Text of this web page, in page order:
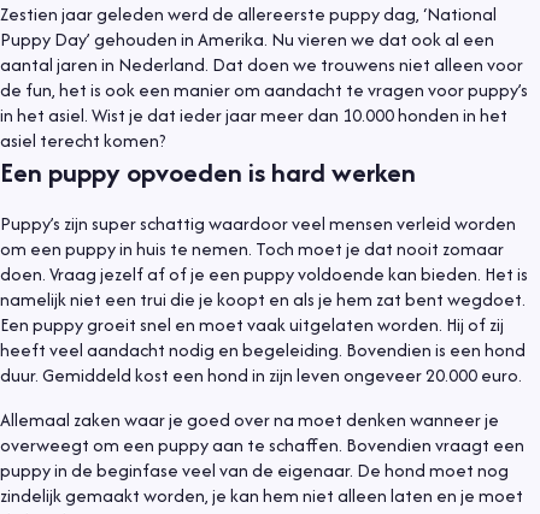
Zestien jaar geleden werd de allereerste puppy dag, ‘National
Puppy Day’ gehouden in Amerika. Nu vieren we dat ook al een
aantal jaren in Nederland. Dat doen we trouwens niet alleen voor
de fun, het is ook een manier om aandacht te vragen voor puppy’s
in het asiel. Wist je dat ieder jaar meer dan 10.000 honden in het
asiel terecht komen?
Een puppy opvoeden is hard werken
Puppy’s zijn super schattig waardoor veel mensen verleid worden
om een puppy in huis te nemen. Toch moet je dat nooit zomaar
doen. Vraag jezelf af of je een puppy voldoende kan bieden. Het is
namelijk niet een trui die je koopt en als je hem zat bent wegdoet.
Een puppy groeit snel en moet vaak uitgelaten worden. Hij of zij
heeft veel aandacht nodig en begeleiding. Bovendien is een hond
duur. Gemiddeld kost een hond in zijn leven ongeveer 20.000 euro.
Allemaal zaken waar je goed over na moet denken wanneer je
overweegt om een puppy aan te schaffen. Bovendien vraagt een
puppy in de beginfase veel van de eigenaar. De hond moet nog
zindelijk gemaakt worden, je kan hem niet alleen laten en je moet